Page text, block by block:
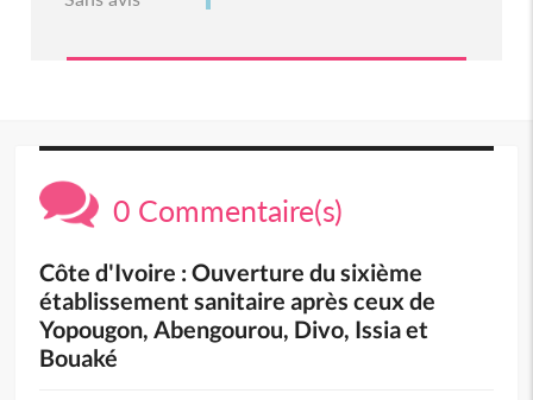
0 Commentaire(s)
Côte d'Ivoire : Ouverture du sixième
établissement sanitaire après ceux de
Yopougon, Abengourou, Divo, Issia et
Bouaké